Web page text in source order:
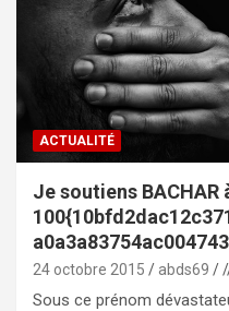
ACTUALITÉ
Je soutiens BACHAR
24 octobre 2015 abds69
Sous ce prénom